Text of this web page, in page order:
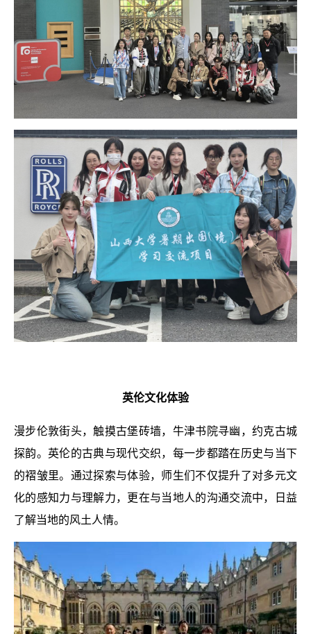
英伦文化体验
漫步伦敦街头，触摸古堡砖墙，牛津书院寻幽，约克古城
探韵。英伦的古典与现代交织，每一步都踏在历史与当下
的褶皱里。通过探索与体验，师生们不仅提升了对多元文
化的感知力与理解力，更在与当地人的沟通交流中，日益
了解当地的风土人情。